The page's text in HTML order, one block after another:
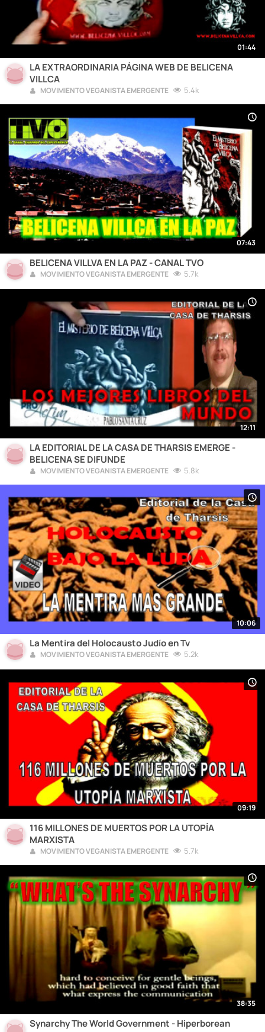
01:44
LA EXTRAORDINARIA PÁGINA WEB DE BELICENA
VILLCA
MOVIMIENTO VEGANISTA EMERGENTE 5.4k
07:43
BELICENA VILLVA EN LA PAZ - CANAL TVO
MOVIMIENTO VEGANISTA EMERGENTE 5.7k
12:11
LA EDITORIAL DE LA CASA DE THARSIS EMERGE -
BELICENA SE DIFUNDE
MOVIMIENTO VEGANISTA EMERGENTE 5.8k
10:06
La Mentira del Holocausto Judío en Tv
MOVIMIENTO VEGANISTA EMERGENTE 5.2k
09:19
116 MILLONES DE MUERTOS POR LA UTOPÍA
MARXISTA
MOVIMIENTO VEGANISTA EMERGENTE 5.7k
38:35
Synarchy The World Government - Hiperborean